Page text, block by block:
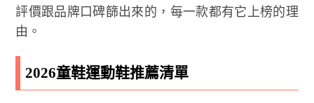
評價跟品牌口碑篩出來的，每一款都有它上榜的理
由。
2026童鞋運動鞋推薦清單